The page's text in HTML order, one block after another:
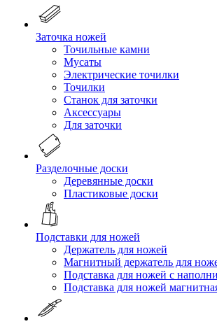
Заточка ножей
Точильные камни
Мусаты
Электрические точилки
Точилки
Станок для заточки
Аксессуары
Для заточки
Разделочные доски
Деревянные доски
Пластиковые доски
Подставки для ножей
Держатель для ножей
Магнитный держатель для
Подставка для ножей с
Подставка для ножей